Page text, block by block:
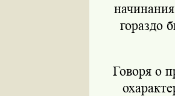
гораздо
Говоря о